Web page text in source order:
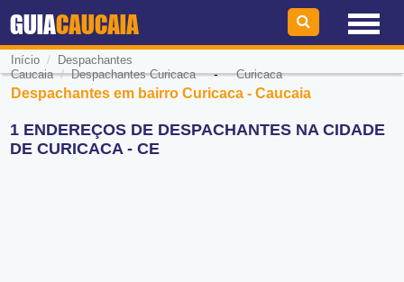
GUIACAUCAIA
Início /
Despachantes
Caucaia/Despachantes Curicaca-Curicaca
Despachantes em bairro Curicaca - Caucaia
1 ENDEREÇOS DE DESPACHANTES NA CIDADE
DE CURICACA - CE